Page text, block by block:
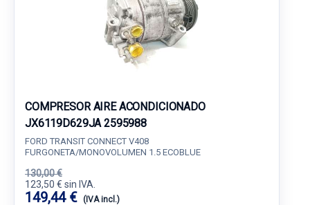
COMPRESOR AIRE ACONDICIONADO
JX6119D629JA 2595988
FORD TRANSIT CONNECT V408
FURGONETA/MONOVOLUMEN 1.5 ECOBLUE
130,00 €
123,50 € sin IVA.
149,44 € (IVA incl.)